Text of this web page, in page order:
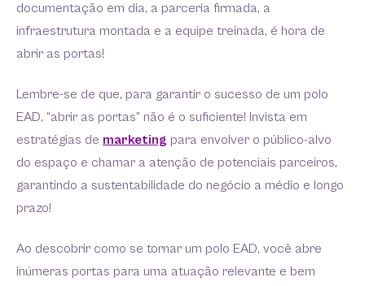
documentação em dia, a parceria firmada, a
infraestrutura montada e a equipe treinada, é hora de
abrir as portas!
Lembre-se de que, para garantir o sucesso de um polo
EAD, “abrir as portas” não é o suficiente! Invista em
estratégias de marketing para envolver o público-alvo
do espaço e chamar a atenção de potenciais parceiros,
garantindo a sustentabilidade do negócio a médio e longo
prazo!
Ao descobrir como se tornar um polo EAD, você abre
inúmeras portas para uma atuação relevante e bem